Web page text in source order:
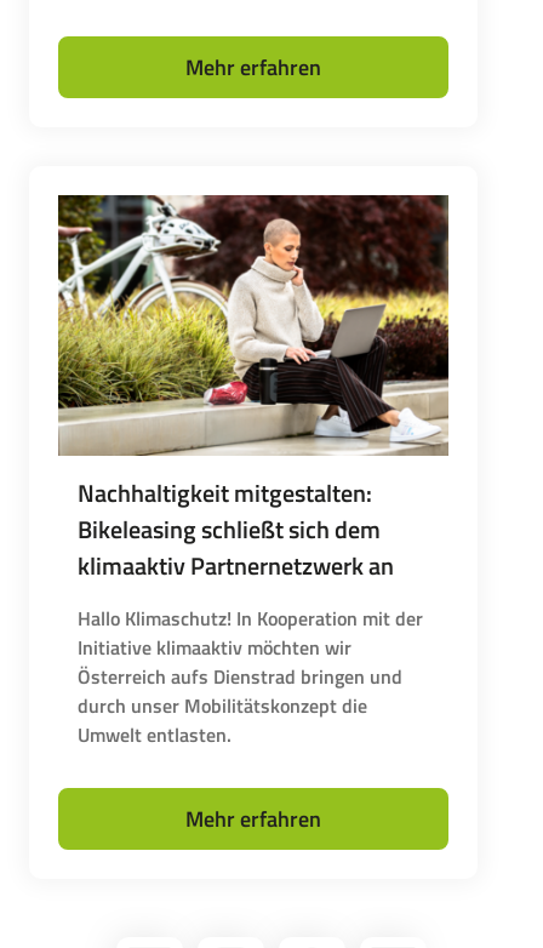
Mehr erfahren
Nachhaltigkeit mitgestalten:
Bikeleasing schließt sich dem
klimaaktiv Partnernetzwerk an
Hallo Klimaschutz! In Kooperation mit der
Initiative klimaaktiv möchten wir
Österreich aufs Dienstrad bringen und
durch unser Mobilitätskonzept die
Umwelt entlasten.
Mehr erfahren